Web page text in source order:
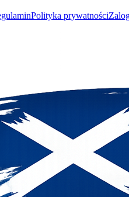
Polityka prywatności